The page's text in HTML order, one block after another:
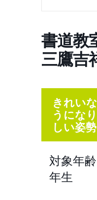
書道教
三鷹吉
きれい
うにな
しい姿
対象年
年生